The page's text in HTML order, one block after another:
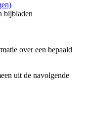
bijbladen
over een bepaald
uit de navolgende